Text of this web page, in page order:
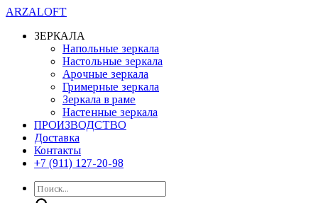
ARZALOFT
ЗЕРКАЛА
Напольные зеркала
Настольные зеркала
Арочные зеркала
Гримерные зеркала
Зеркала в раме
Настенные зеркала
ПРОИЗВОДСТВО
Доставка
Контакты
+7 (911) 127-20-98